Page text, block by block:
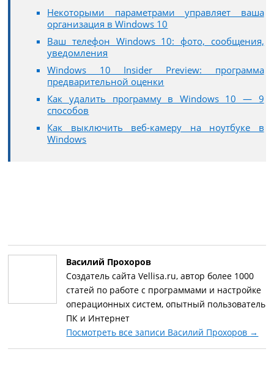
Некоторыми параметрами управляет ваша
организация в Windows 10
Ваш телефон Windows 10: фото, сообщения,
уведомления
Windows 10 Insider Preview: программа
предварительной оценки
Как удалить программу в Windows 10 — 9
способов
Как выключить веб-камеру на ноутбуке в
Windows
Василий Прохоров
Создатель сайта Vellisa.ru, автор более 1000
статей по работе с программами и настройке
операционных систем, опытный пользователь
ПК и Интернет
Посмотреть все записи Василий Прохоров →